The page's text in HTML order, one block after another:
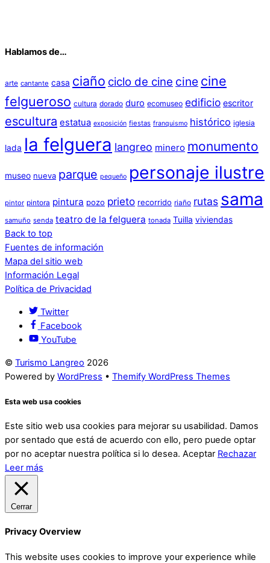
Hablamos de…
arte cantante casa ciaño ciclo de cine cine cine
felgueroso cultura dorado duro ecomuseo edificio escritor
escultura estatua exposición fiestas franquismo histórico iglesia
lada la felguera langreo minero monumento
museo nueva parque pequeño personaje ilustre
pintor pintora pintura pozo prieto recorrido riaño rutas sama
samuño senda teatro de la felguera tonada Tuilla viviendas
Back to top
Fuentes de información
Mapa del sitio web
Información Legal
Política de Privacidad
Twitter
Facebook
YouTube
© Turismo Langreo 2026
Powered by WordPress • Themify WordPress Themes
Esta web usa cookies
Este sitio web usa cookies para mejorar su usabilidad. Damos
por sentado que está de acuerdo con ello, pero puede optar
por no aceptar nuestra política si lo desea. Aceptar Rechazar
Leer más
Cerrar
Privacy Overview
This website uses cookies to improve your experience while